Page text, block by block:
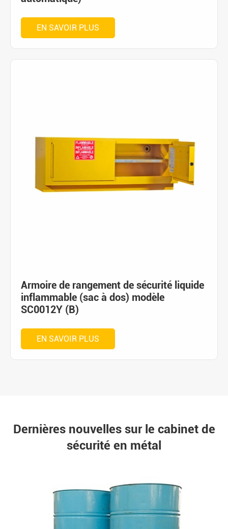
EN SAVOIR PLUS
Armoire de rangement de sécurité liquide
inflammable (sac à dos) modèle
SC0012Y (B)
EN SAVOIR PLUS
Dernières nouvelles sur le cabinet de
sécurité en métal